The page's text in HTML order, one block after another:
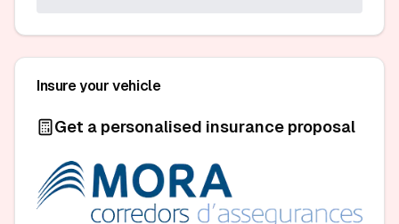
Insure your vehicle
Get a personalised insurance proposal